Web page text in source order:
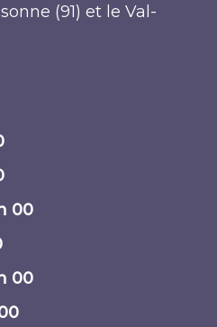
(91) et le Val-
00
00